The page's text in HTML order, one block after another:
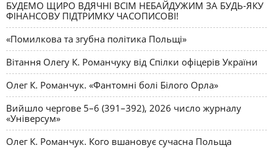
БУДЕМО ЩИРО ВДЯЧНІ ВСІМ НЕБАЙДУЖИМ ЗА БУДЬ-ЯКУ
ФІНАНСОВУ ПІДТРИМКУ ЧАСОПИСОВІ!
«Помилкова та згубна політика Польщі»
Вітання Олегу К. Романчуку від Спілки офіцерів України
Олег К. Романчук. «Фантомні болі Білого Орла»
Вийшло чергове 5–6 (391–392), 2026 число журналу
«Універсум»
Олег К. Романчук. Кого вшановує сучасна Польща